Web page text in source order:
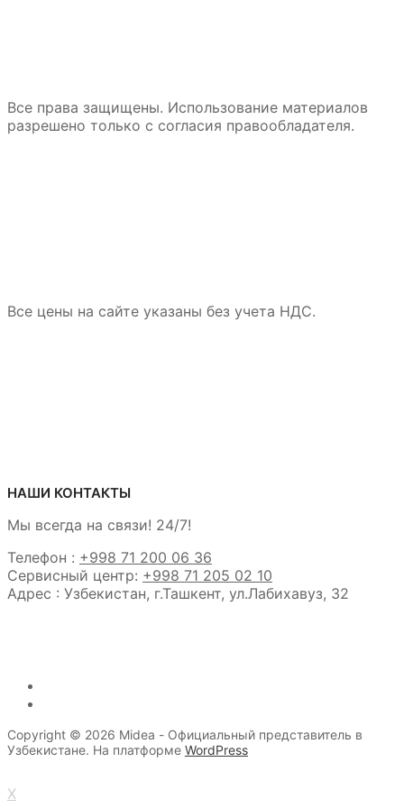
выбрать
на
Все права защищены. Использование материалов
разрешено только с согласия правообладателя.
Все цены на сайте указаны без учета НДС.
НАШИ КОНТАКТЫ
Мы всегда на связи! 24/7!
Телефон : +998 71 200 06 36
Сервисный центр: +998 71 205 02 10
Адрес : Узбекистан, г.Ташкент, ул.Лабихавуз, 32
Copyright © 2026 Midea - Официальный представитель в
Узбекистане. На платформе WordPress
X